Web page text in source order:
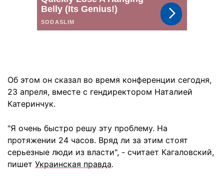
Об этом он сказал во время конференции сегодня,
23 апреля, вместе с гендиректором Наталией
Катеринчук.
"Я очень быстро решу эту проблему. На
протяжении 24 часов. Вряд ли за этим стоят
серьезные люди из власти", - считает Кагаловский,
пишет Украинская правда.